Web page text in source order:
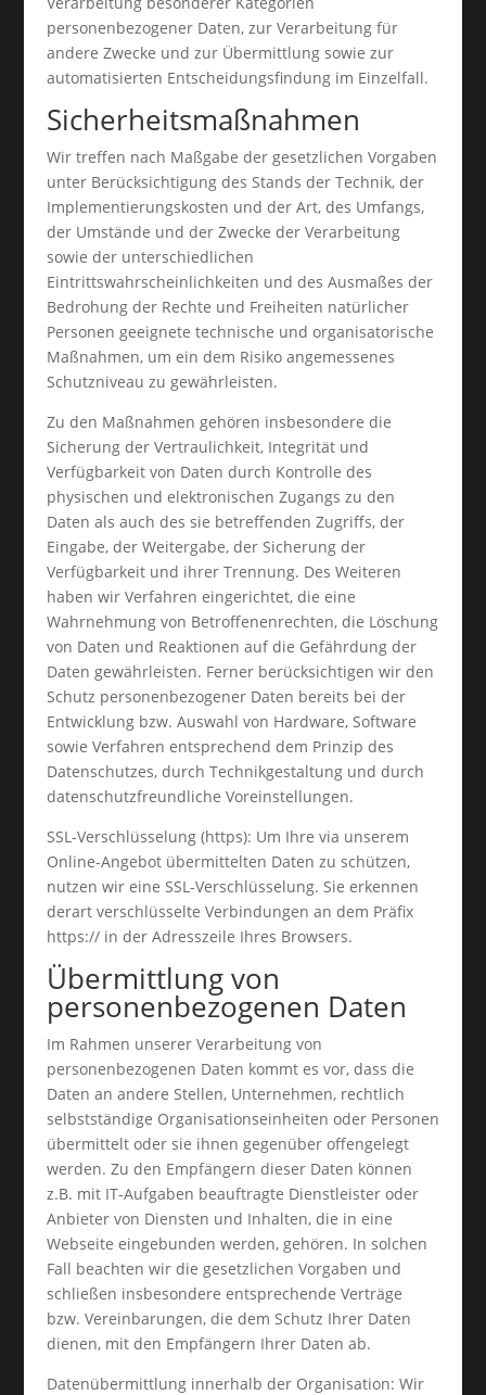
personenbezogener Daten, zur Verarbeitung für
andere Zwecke und zur Übermittlung sowie zur
automatisierten Entscheidungsfindung im Einzelfall.
Sicherheitsmaßnahmen
Wir treffen nach Maßgabe der gesetzlichen Vorgaben
unter Berücksichtigung des Stands der Technik, der
Implementierungskosten und der Art, des Umfangs,
der Umstände und der Zwecke der Verarbeitung
sowie der unterschiedlichen
Eintrittswahrscheinlichkeiten und des Ausmaßes der
Bedrohung der Rechte und Freiheiten natürlicher
Personen geeignete technische und organisatorische
Maßnahmen, um ein dem Risiko angemessenes
Schutzniveau zu gewährleisten.
Zu den Maßnahmen gehören insbesondere die
Sicherung der Vertraulichkeit, Integrität und
Verfügbarkeit von Daten durch Kontrolle des
physischen und elektronischen Zugangs zu den
Daten als auch des sie betreffenden Zugriffs, der
Eingabe, der Weitergabe, der Sicherung der
Verfügbarkeit und ihrer Trennung. Des Weiteren
haben wir Verfahren eingerichtet, die eine
Wahrnehmung von Betroffenenrechten, die Löschung
von Daten und Reaktionen auf die Gefährdung der
Daten gewährleisten. Ferner berücksichtigen wir den
Schutz personenbezogener Daten bereits bei der
Entwicklung bzw. Auswahl von Hardware, Software
sowie Verfahren entsprechend dem Prinzip des
Datenschutzes, durch Technikgestaltung und durch
datenschutzfreundliche Voreinstellungen.
SSL-Verschlüsselung (https): Um Ihre via unserem
Online-Angebot übermittelten Daten zu schützen,
nutzen wir eine SSL-Verschlüsselung. Sie erkennen
derart verschlüsselte Verbindungen an dem Präfix
https:// in der Adresszeile Ihres Browsers.
Übermittlung von
personenbezogenen Daten
Im Rahmen unserer Verarbeitung von
personenbezogenen Daten kommt es vor, dass die
Daten an andere Stellen, Unternehmen, rechtlich
selbstständige Organisationseinheiten oder Personen
übermittelt oder sie ihnen gegenüber offengelegt
werden. Zu den Empfängern dieser Daten können
z.B. mit IT-Aufgaben beauftragte Dienstleister oder
Anbieter von Diensten und Inhalten, die in eine
Webseite eingebunden werden, gehören. In solchen
Fall beachten wir die gesetzlichen Vorgaben und
schließen insbesondere entsprechende Verträge
bzw. Vereinbarungen, die dem Schutz Ihrer Daten
dienen, mit den Empfängern Ihrer Daten ab.
Datenübermittlung innerhalb der Organisation: Wir